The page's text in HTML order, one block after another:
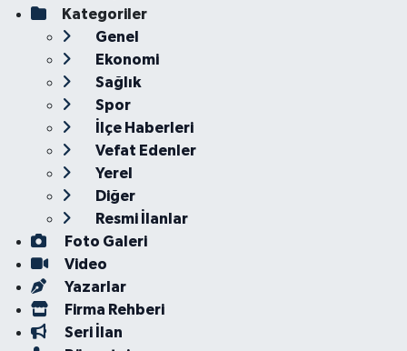
Kategoriler
Genel
Ekonomi
Sağlık
Spor
İlçe Haberleri
Vefat Edenler
Yerel
Diğer
Resmi İlanlar
Foto Galeri
Video
Yazarlar
Firma Rehberi
Seri İlan